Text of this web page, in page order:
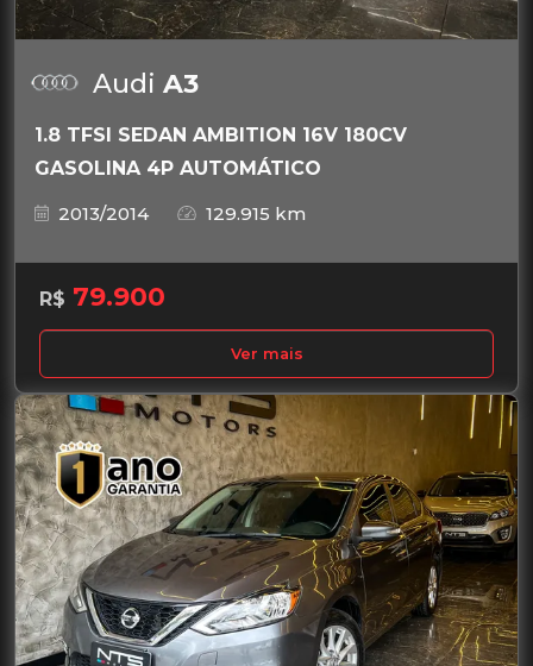
Audi A3
1.8 TFSI SEDAN AMBITION 16V 180CV
GASOLINA 4P AUTOMÁTICO
2013/2014
129.915 km
R$ 79.900
Ver mais